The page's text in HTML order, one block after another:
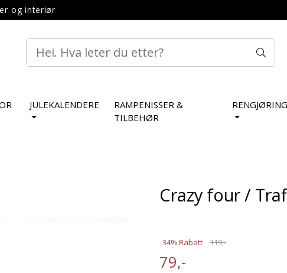
og interiør
JULEKALENDERE
RAMPENISSER &
TILBEHØR
RENGJØRING
Crazy four /
34% Rabatt 119,-
79,-